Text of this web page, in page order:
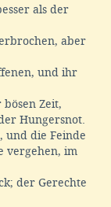
als der
aber
und ihr
Zeit,
Hungersnot.
und die Feinde
vergehen, im
der Gerechte